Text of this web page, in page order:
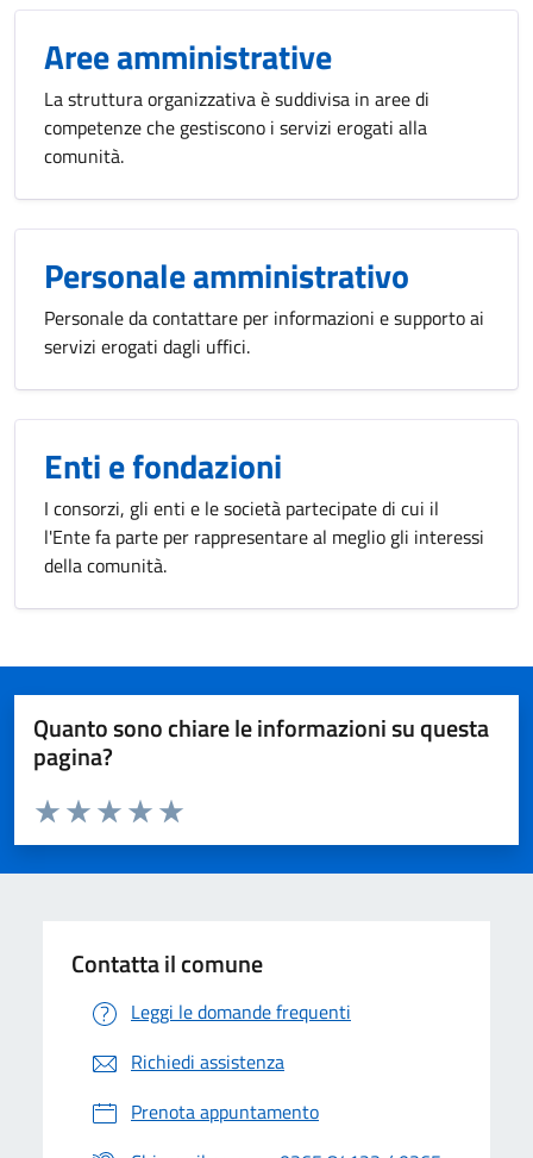
Aree amministrative
La struttura organizzativa è suddivisa in aree di
competenze che gestiscono i servizi erogati alla
comunità.
Personale amministrativo
Personale da contattare per informazioni e supporto ai
servizi erogati dagli uffici.
Enti e fondazioni
I consorzi, gli enti e le società partecipate di cui il
l'Ente fa parte per rappresentare al meglio gli interessi
della comunità.
Quanto sono chiare le informazioni su questa
pagina?
Valuta da 1 a 5 stelle la pagina
Valuta 5 stelle su 5
Valuta 4 stelle su 5
Valuta 3 stelle su 5
Valuta 2 stelle su 5
Valuta 1 stelle su 5
Contatta il comune
Leggi le domande frequenti
Richiedi assistenza
Prenota appuntamento